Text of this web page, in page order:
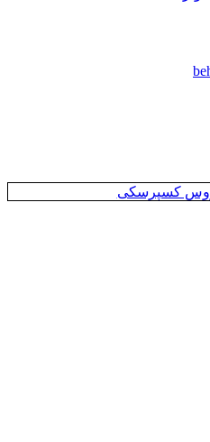
کسپرسکی